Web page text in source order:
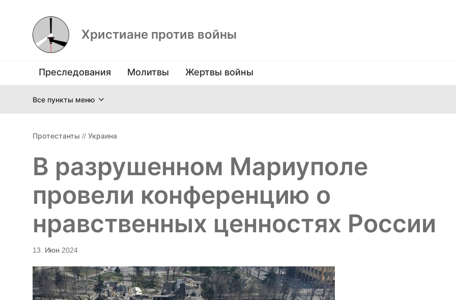
Христиане против войны
Преследования Молитвы Жертвы войны
Все пункты меню
Протестанты // Украина
В разрушенном Мариуполе
провели конференцию о
нравственных ценностях России
13. Июн 2024